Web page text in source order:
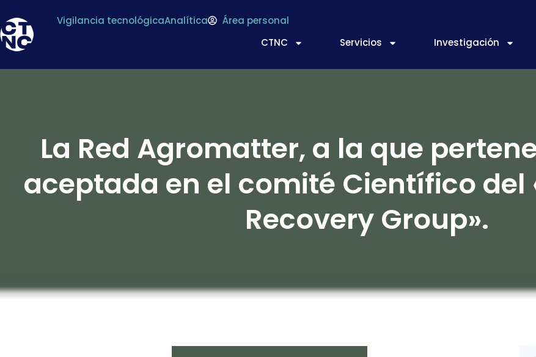
Vigilancia tecnológicaAnalítica
Área personal
CTNC
Servicios Investigación
La Red Agromatter, a la que
aceptada en el comité Científico del
Recovery Group».